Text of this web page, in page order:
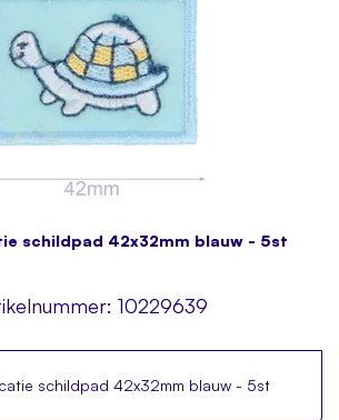
schildpad 42x32mm blauw - 5st
10229639
schildpad 42x32mm blauw - 5st